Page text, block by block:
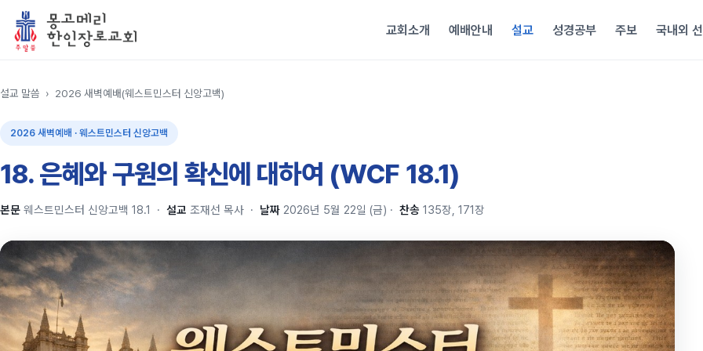
교회소개 예배안내 설교 성경공부 주보 국내외
설교 말씀 › 2026 새벽예배(웨스트민스터 신앙고백)
2026 새벽예배 · 웨스트민스터 신앙고백
18. 은혜와 구원의 확신에 대하여 (WCF 18.1)
본문 웨스트민스터 신앙고백 18.1 · 설교 조재선 목사 · 날짜 2026년 5월 22일 (금) · 찬송 135장, 171장